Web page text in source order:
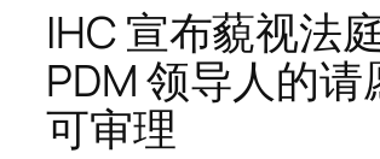
IHC 宣布藐视法
PDM 领导人的请
可审理